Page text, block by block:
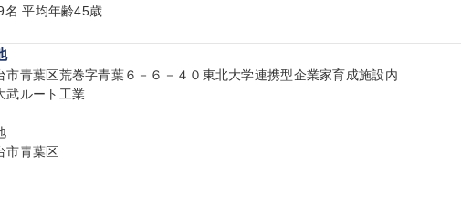
名 平均年齢45歳
市青葉区荒巻字青葉６－６－４０東北大学連携型企業家育成施設内
武ルート工業
市青葉区